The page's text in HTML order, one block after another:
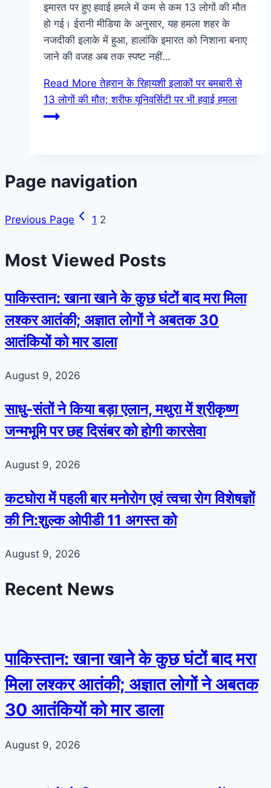
इमारत पर हुए हवाई हमले में कम से कम 13 लोगों की मौत
हो गई। ईरानी मीडिया के अनुसार, यह हमला शहर के
नजदीकी इलाके में हुआ, हालांकि इमारत को निशाना बनाए
जाने की वजह अब तक स्पष्ट नहीं…
Read More तेहरान के रिहायशी इलाकों पर बमबारी से
13 लोगों की मौत; शरीफ यूनिवर्सिटी पर भी हवाई हमला
Page navigation
Previous Page 1 2
Most Viewed Posts
पाकिस्तान: खाना खाने के कुछ घंटों बाद मरा मिला
लश्कर आतंकी; अज्ञात लोगों ने अबतक 30
आतंकियों को मार डाला
August 9, 2026
साधु-संतों ने किया बड़ा एलान, मथुरा में श्रीकृष्ण
जन्मभूमि पर छह दिसंबर को होगी कारसेवा
August 9, 2026
कटघोरा में पहली बार मनोरोग एवं त्वचा रोग विशेषज्ञों
की नि:शुल्क ओपीडी 11 अगस्त को
August 9, 2026
Recent News
पाकिस्तान: खाना खाने के कुछ घंटों बाद मरा
मिला लश्कर आतंकी; अज्ञात लोगों ने अबतक
30 आतंकियों को मार डाला
August 9, 2026